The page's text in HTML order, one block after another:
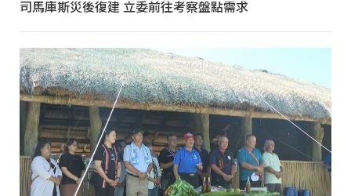
司馬庫斯災後復建 立委前往考察盤點需求